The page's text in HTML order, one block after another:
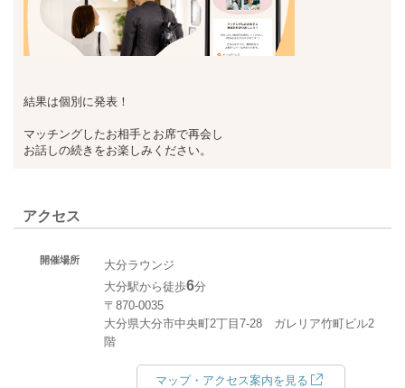
結果は個別に発表！
マッチングしたお相手とお席で再会し
お話しの続きをお楽しみください。
アクセス
開催場所
大分ラウンジ
大分駅から徒歩6分
〒870-0035
大分県大分市中央町2丁目7-28 ガレリア竹町ビル2
階
マップ・アクセス案内を見る